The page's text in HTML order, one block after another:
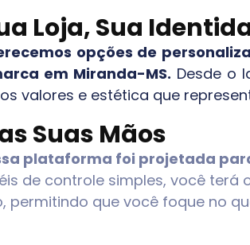
Loja, Sua
opções de
em Miranda-MS. Desde o
valores e estética que
Suas Mãos
plataforma foi projetada
de controle simples, você terá
que você foque no